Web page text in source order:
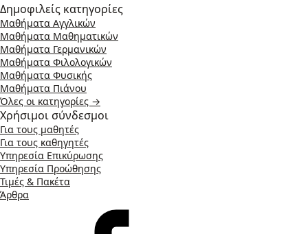
Δημοφιλείς κατηγορίες
Μαθήματα Αγγλικών
Μαθήματα Μαθηματικών
Μαθήματα Γερμανικών
Μαθήματα Φιλολογικών
Μαθήματα Φυσικής
Μαθήματα Πιάνου
Όλες οι κατηγορίες →
Χρήσιμοι σύνδεσμοι
Για τους μαθητές
Για τους καθηγητές
Υπηρεσία Επικύρωσης
Υπηρεσία Προώθησης
Τιμές & Πακέτα
Άρθρα